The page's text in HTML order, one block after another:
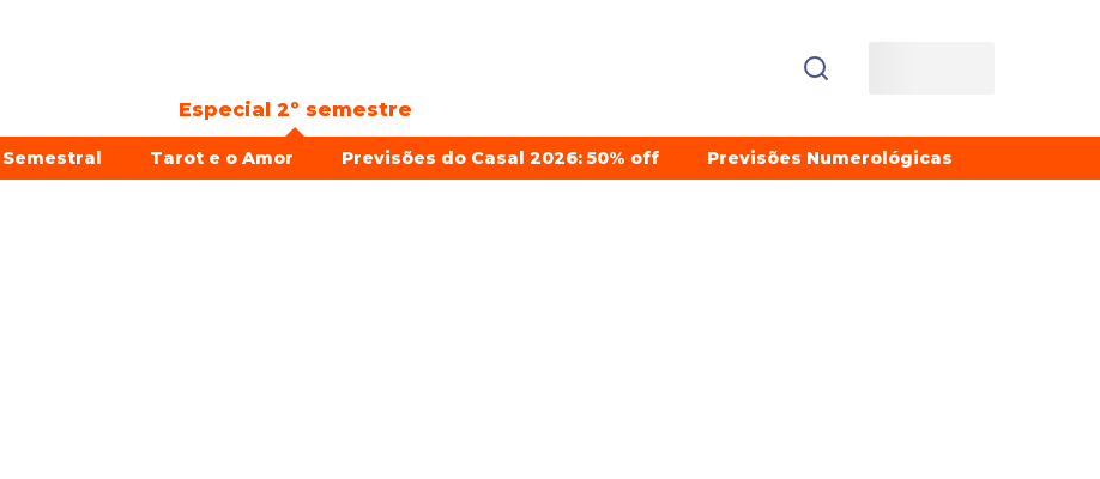
Especial 2º semestre
Tarot e o Amor Previsões do Casal 2026: 50% off Previsões Numerológicas